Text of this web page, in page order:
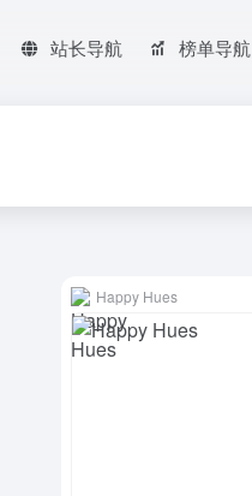
站长导航 榜单导航
Happy Hues